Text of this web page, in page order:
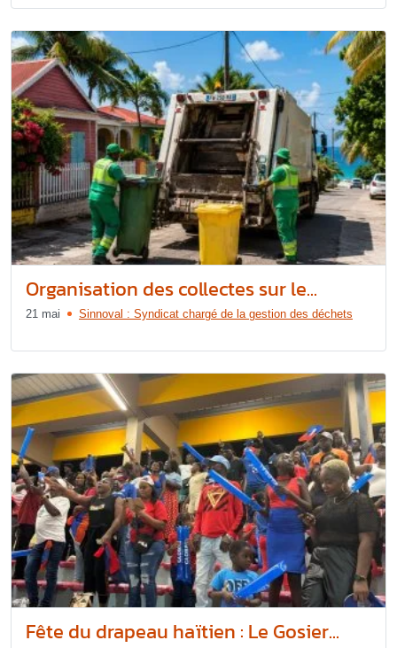
Organisation des collectes sur le...
21 mai Sinnoval : Syndicat chargé de la gestion des déchets
Fête du drapeau haïtien : Le Gosier...